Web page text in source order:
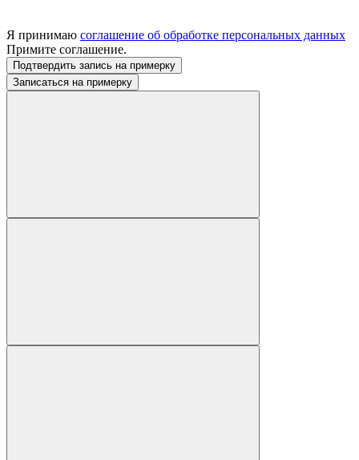
Я принимаю соглашение об обработке персональных данных
Примите соглашение.
Подтвердить запись на примерку
Записаться на примерку